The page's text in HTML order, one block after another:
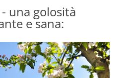
una golosità
e sana: